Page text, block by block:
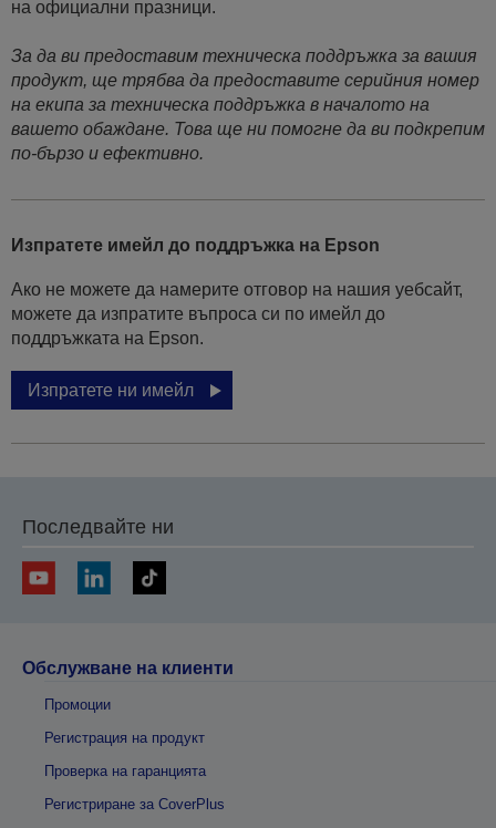
на официални празници.
За да ви предоставим техническа поддръжка за вашия
продукт, ще трябва да предоставите серийния номер
на екипа за техническа поддръжка в началото на
вашето обаждане. Това ще ни помогне да ви подкрепим
по-бързо и ефективно.
Изпратете имейл до поддръжка на Epson
Ако не можете да намерите отговор на нашия уебсайт,
можете да изпратите въпроса си по имейл до
поддръжката на Epson.
Изпратете ни имейл
Последвайте ни
Обслужване на клиенти
Промоции
Регистрация на продукт
Проверка на гаранцията
Регистриране за CoverPlus